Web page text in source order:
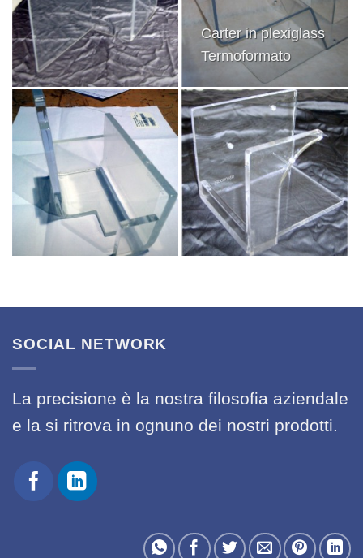
Carter in plexiglass
Termoformato
SOCIAL NETWORK
La precisione è la nostra filosofia aziendale
e la si ritrova in ognuno dei nostri prodotti.